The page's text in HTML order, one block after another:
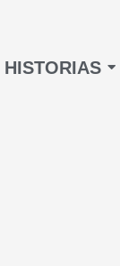
HISTORIAS